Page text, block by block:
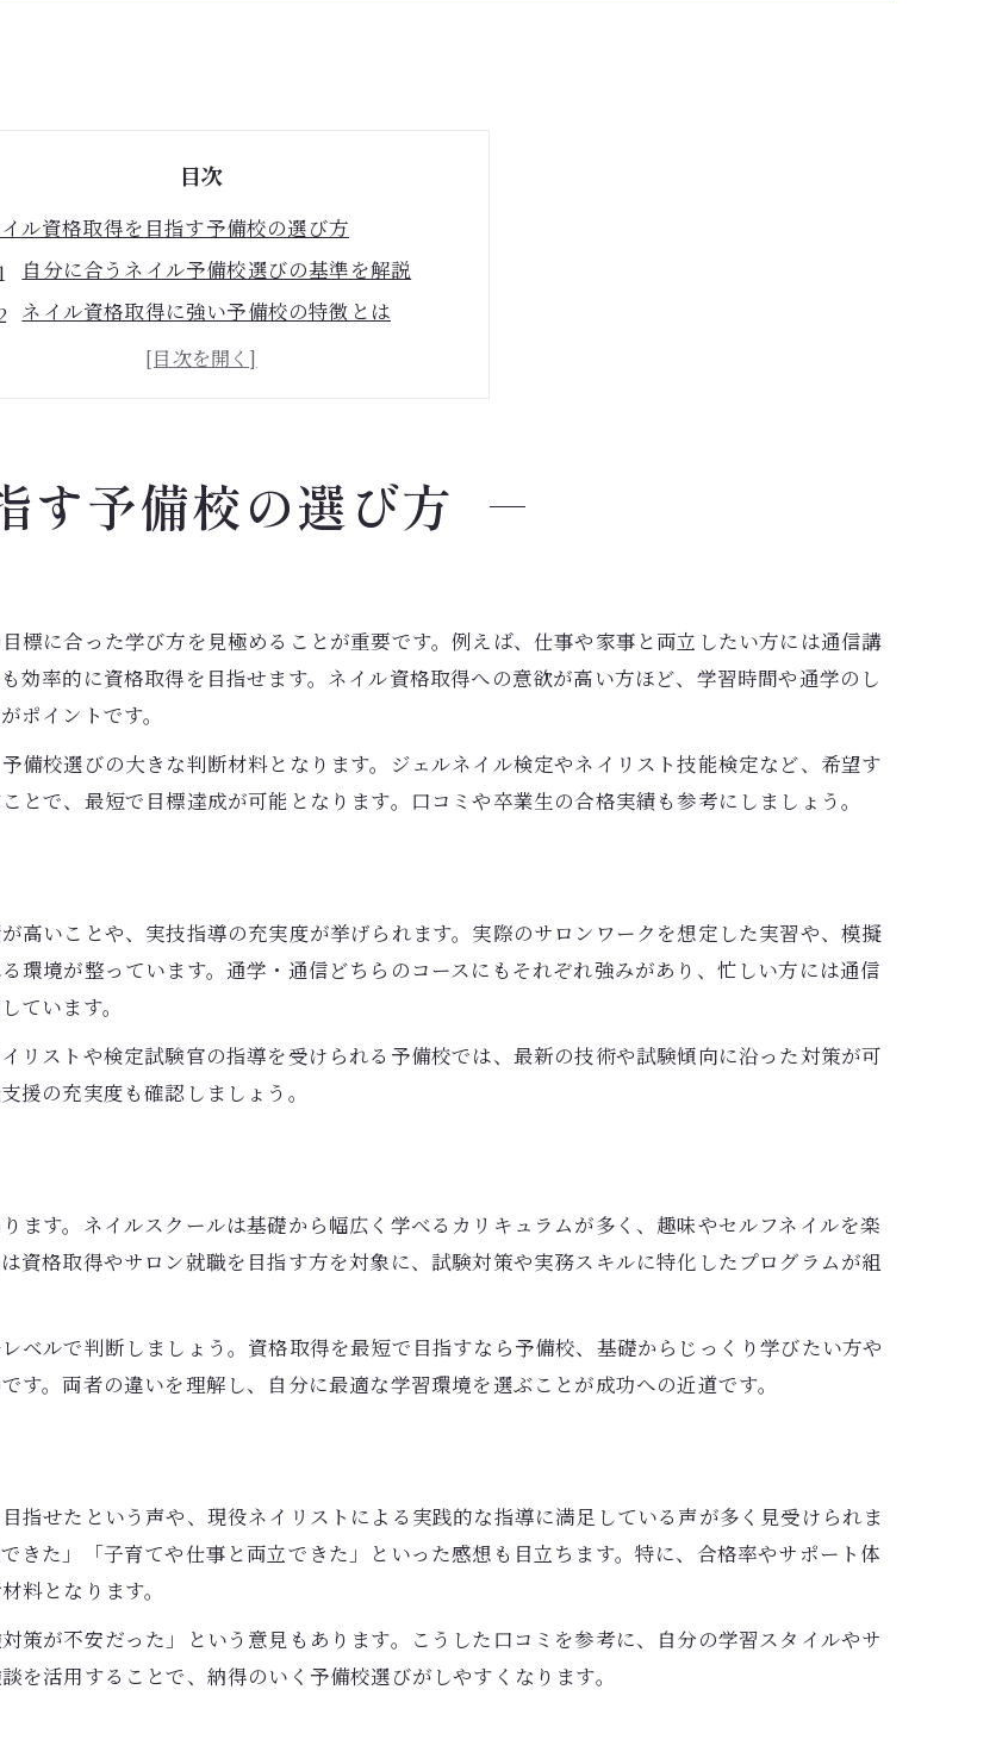
目次
ル資格取得を目指す予備校の選び方
自分に合うネイル予備校選びの基準を解説
ネイル資格取得に強い予備校の特徴とは
ネイルスクールと予備校の違いを比較検証
務に直結するネイル学習法とは
サロン就職を見据えたネイル実務学習の進め方
ネイル検定対策と実務力を両立させる方法
独学と予備校のネイル学習効果を比較
期合格を叶えるネイル予備校活用術
ネイル資格短期合格を目指すカリキュラム選び
短期集中でネイルスキルを習得する方法
ネイル検定合格に直結する学習スケジュール
ル通信講座と通学の違いを整理
ネイル通信講座と通学のメリットを比較
実際に通信でネイリストになった人の声紹介
ライフスタイル別に選ぶネイル学習方法
重視で学びたい女性のネイル勉強術
忙しい女性に最適なネイル勉強の工夫
スキマ時間を活用したネイル学習法の提案
仕事や家事と両立できるネイル勉強術
ネイル資格別の学習期間と目安を解説
JNAジェルネイル検定の学習スケジュール例
ネイル資格取得に必要な勉強時間とは
ネイル検定ごとに異なる学習プランを立てる
短期間で合格できるネイル資格はどれか
す予備校の選び方
標に合った学び方を見極めることが重要です。例えば、仕事や家事と両立したい方には通信講
効率的に資格取得を目指せます。ネイル資格取得への意欲が高い方ほど、学習時間や通学のし
ポイントです。
備校選びの大きな判断材料となります。ジェルネイル検定やネイリスト技能検定など、希望す
とで、最短で目標達成が可能となります。口コミや卒業生の合格実績も参考にしましょう。
高いことや、実技指導の充実度が挙げられます。実際のサロンワークを想定した実習や、模擬
環境が整っています。通学・通信どちらのコースにもそれぞれ強みがあり、忙しい方には通信
ています。
リストや検定試験官の指導を受けられる予備校では、最新の技術や試験傾向に沿った対策が可
援の充実度も確認しましょう。
ます。ネイルスクールは基礎から幅広く学べるカリキュラムが多く、趣味やセルフネイルを楽
資格取得やサロン就職を目指す方を対象に、試験対策や実務スキルに特化したプログラムが組
ベルで判断しましょう。資格取得を最短で目指すなら予備校、基礎からじっくり学びたい方や
。両者の違いを理解し、自分に最適な学習環境を選ぶことが成功への近道です。
指せたという声や、現役ネイリストによる実践的な指導に満足している声が多く見受けられま
きた」「子育てや仕事と両立できた」といった感想も目立ちます。特に、合格率やサポート体
料となります。
策が不安だった」という意見もあります。こうした口コミを参考に、自分の学習スタイルやサ
活用することで、納得のいく予備校選びがしやすくなります。
Reserve
Reserve